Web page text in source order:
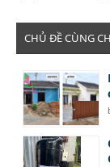
CHỦ ĐỀ CÙNG